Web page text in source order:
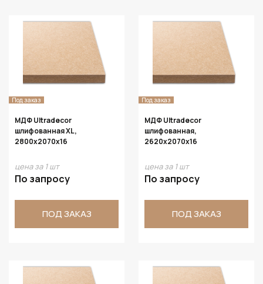
Под заказ
МДФ Ultradecor
шлифованная XL,
2800х2070х16
цена за 1 шт
По запросу
ПОД ЗАКАЗ
Под заказ
МДФ Ultradecor
шлифованная,
2620х2070х16
цена за 1 шт
По запросу
ПОД ЗАКАЗ